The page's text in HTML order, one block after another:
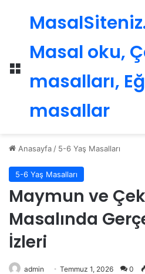
Menü
Masal oku,
masalları,
masallar
Anasayfa / 5-6 Yaş Masalları
5-6 Yaş Masalları
Maymun ve
Masalında
İzleri
admin Temmuz 1, 2026 0